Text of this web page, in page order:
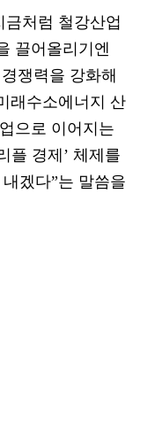
처럼 철강산업
끌어올리기엔
쟁력을 강화해
래수소에너지 산
으로 이어지는
플 경제’ 체제를
겠다”는 말씀을